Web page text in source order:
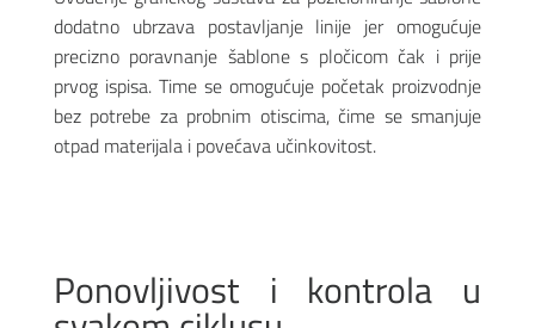
dodatno ubrzava postavljanje linije jer omogućuje
precizno poravnanje šablone s pločicom čak i prije
prvog ispisa. Time se omogućuje početak proizvodnje
bez potrebe za probnim otiscima, čime se smanjuje
otpad materijala i povećava učinkovitost.
Ponovljivost i kontrola u